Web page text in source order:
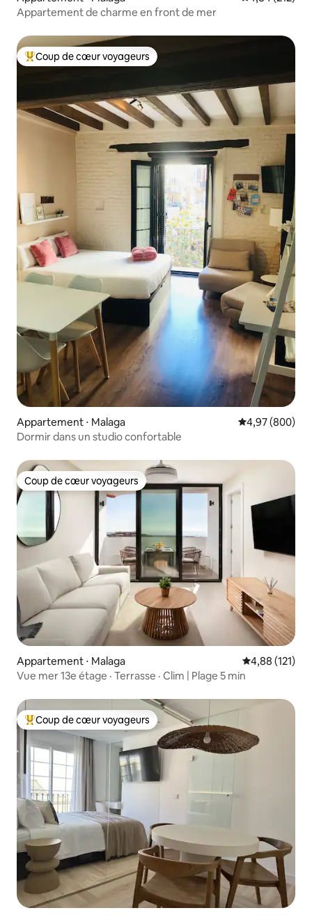
Appartement de charme en front de mer
Coups de cœur voyageurs les plus appréciés
Coup de cœur voyageurs
Appartement ⋅ Malaga Évaluation
4,97 (800)
Dormir dans un studio confortable
Coup de cœur voyageurs
Coup de cœur voyageurs
Appartement ⋅ Malaga Évaluation
4,88 (121)
Vue mer 13e étage · Terrasse · Clim | Plage 5 min
Coups de cœur voyageurs les plus appréciés
Coup de cœur voyageurs